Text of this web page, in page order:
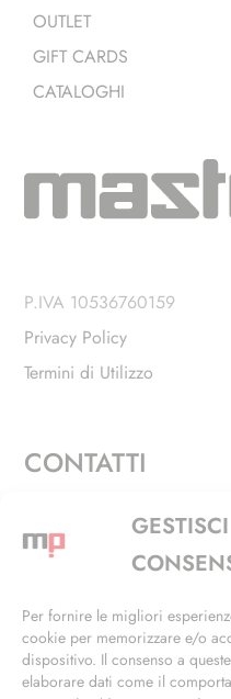
GESTISCI
Per fornire le migliori
cookie per memorizzare e/o
dispositivo. Il consenso a
elaborare dati come il
OUTLET
GIFT CARDS
CATALOGHI
P.IVA 10536760159
Privacy Policy
Termini di Utilizzo
CONTATTI
Via Alfieri, 27 -
+39 02 4846 3155
info@masterphil.it